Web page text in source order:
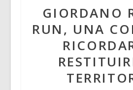
GIORDANO
RUN, UNA